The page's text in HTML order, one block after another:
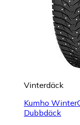
Vinterdäck
Kumho
Dubbdäck